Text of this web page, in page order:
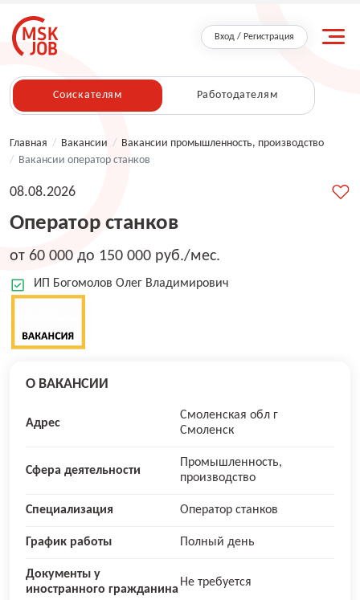
Вход / Регистрация
Соискателям Работодателям
Главная / Вакансии / Вакансии промышленность, производство
/ Вакансии оператор станков
Оператор станков
08.08.2026
от 60 000 до 150 000 руб./мес.
ИП Богомолов Олег Владимирович
О ВАКАНСИИ
Адрес
Смоленская обл г
Смоленск
Сфера деятельности
Промышленность,
производство
Специализация Оператор станков
График работы Полный день
Документы у
иностранного гражданина
Не требуется